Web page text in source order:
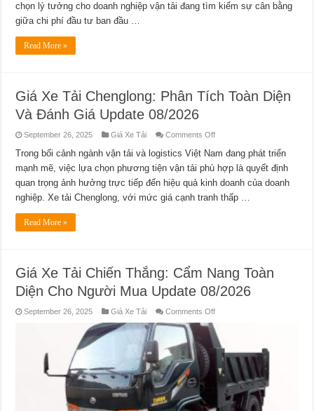
chọn lý tưởng cho doanh nghiệp vận tải đang tìm kiếm sự cân bằng
giữa chi phí đầu tư ban đầu …
Read More »
Giá Xe Tải Chenglong: Phân Tích Toàn Diện
Và Đánh Giá Update 08/2026
September 26, 2025 Giá Xe Tải Comments Offon
Xe
Chenglong:
Tích
Toàn
Diện
Trong bối cảnh ngành vận tải và logistics Việt Nam đang phát triển
mạnh mẽ, việc lựa chọn phương tiện vận tải phù hợp là quyết định
quan trọng ảnh hưởng trực tiếp đến hiệu quả kinh doanh của doanh
nghiệp. Xe tải Chenglong, với mức giá cạnh tranh thấp …
Read More »
Giá Xe Tải Chiến Thắng: Cẩm Nang Toàn
Diện Cho Người Mua Update 08/2026
September 26, 2025 Giá Xe Tải Comments Offon
Xe
Tải
Chiến
Thắng:
Cẩm
Nang
Toàn
Diện
Cho
Người